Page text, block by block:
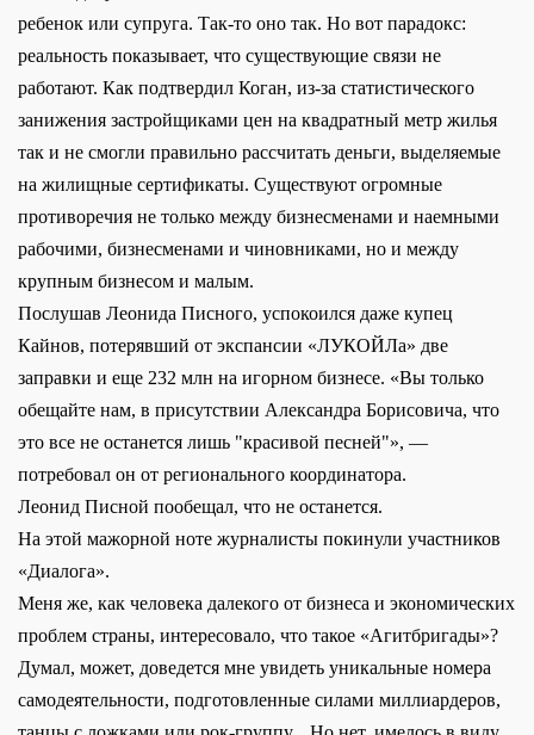
ребенок или супруга. Так-то оно так. Но вот парадокс:
реальность показывает, что существующие связи не
работают. Как подтвердил Коган, из-за статистического
занижения застройщиками цен на квадратный метр жилья
так и не смогли правильно рассчитать деньги, выделяемые
на жилищные сертификаты. Существуют огромные
противоречия не только между бизнесменами и наемными
рабочими, бизнесменами и чиновниками, но и между
крупным бизнесом и малым.
Послушав Леонида Писного, успокоился даже купец
Кайнов, потерявший от экспансии «ЛУКОЙЛа» две
заправки и еще 232 млн на игорном бизнесе. «Вы только
обещайте нам, в присутствии Александра Борисовича, что
это все не останется лишь "красивой песней"», —
потребовал он от регионального координатора.
Леонид Писной пообещал, что не останется.
На этой мажорной ноте журналисты покинули участников
«Диалога».
Меня же, как человека далекого от бизнеса и экономических
проблем страны, интересовало, что такое «Агитбригады»?
Думал, может, доведется мне увидеть уникальные номера
самодеятельности, подготовленные силами миллиардеров,